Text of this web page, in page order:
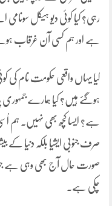
رہی؟ کیا کوئی دیو ہیکل
ہے اور ہم کسی آن غرقاب
کیا یہاں واقعی حکومت نام کی
ہوگئے ہیں؟ کیا ہمارے جمہوری
ہے؟ ایسا کچھ بھی نہیں۔ ہم
صرف جنوبی ایشیا بلکہ دنیا کے
صورت حال آج بھی وہی ہے
چکی ہے۔